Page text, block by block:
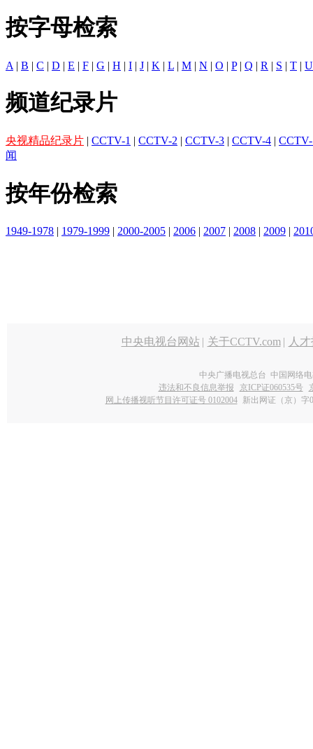
按字母检索
A | B | C | D | E | F | G | H | I | J | K | L | M | N | O | P| Q | R | S | T | U
频道纪录片
央视精品纪录片 | CCTV-1 | CCTV-2 | CCTV-3 | CCTV-4 |
闻
按年份检索
1949-1978 | 1979-1999 | 2000-2005 | 2006 | 2007 | 2008 | 2009 |
中央电视台网站 | 关于CCTV.com | 人
中央广播电视总台 中国网络
违法和不良信息举报
京ICP证060535号
网上传播视听节目许可证号 0102004 新出网证（京）